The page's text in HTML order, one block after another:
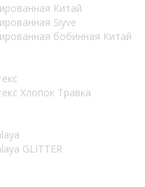
Китай
Siyve
бобинная Китай
Хлопок Травка
GLITTER